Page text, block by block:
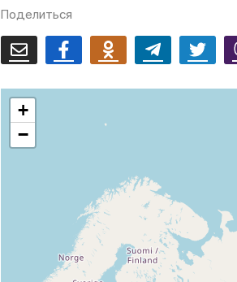
Поделиться
Email FacebookOdnoklassnikiTelegram Twitter
+
−